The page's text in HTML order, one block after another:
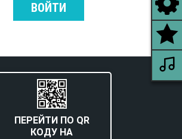
ВОЙТИ
ПЕРЕЙТИ ПО QR
КОДУ НА